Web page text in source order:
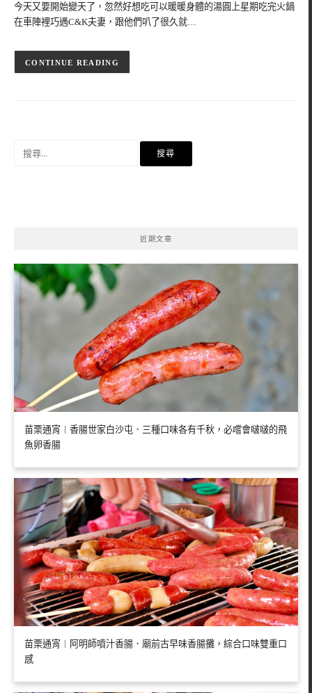
今天又要開始變天了，忽然好想吃可以暖暖身體的湯圓上星期吃完火鍋
在車陣裡巧遇C&K夫妻，跟他們叭了很久就…
CONTINUE READING
近期文章
苗栗通宵︱香腸世家白沙屯．三種口味各有千秋，必嚐會啵啵的飛
魚卵香腸
苗栗通宵︱阿明師噴汁香腸．廟前古早味香腸攤，綜合口味雙重口
感